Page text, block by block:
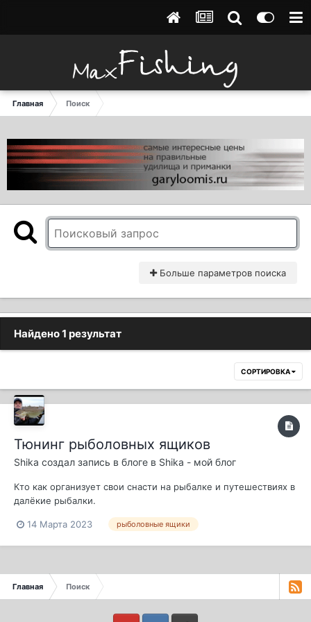
Главная Поиск
Больше параметров поиска
Найдено 1 результат
СОРТИРОВКА
Тюнинг рыболовных ящиков
Shika создал запись в блоге в Shika - мой блог
Кто как организует свои снасти на рыбалке и путешествиях в
далёкие рыбалки.
14 Марта 2023 рыболовные ящики
Главная Поиск